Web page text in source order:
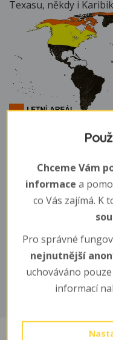
Texasu, někdy i
Náš chov
V naší zoo uvidíte pár
odchovává mláďata.
Biotop
tundry a velké
Chceme Vám
informace a
co Vás zajímá. K
Pro správné
nejnutnější
uchováváno
informací